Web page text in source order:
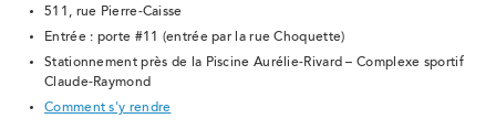
511, rue Pierre-Caisse
Entrée : porte #11
(entrée par la rue Choquette)
Stationnement près de la Piscine Aurélie-Rivard –Complexe sportif
Claude-Raymond
Comment s'y rendre